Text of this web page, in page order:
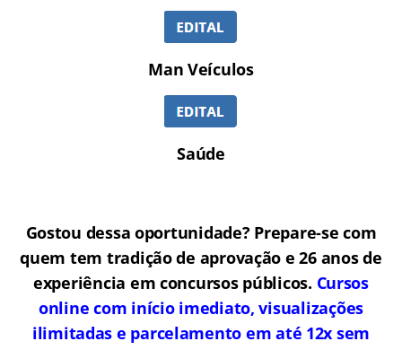
Man Veículos
Saúde
Gostou dessa oportunidade? Prepare-se com
quem tem tradição de aprovação e 26 anos de
experiência em concursos públicos. Cursos
online com início imediato, visualizações
ilimitadas e parcelamento em até 12x sem